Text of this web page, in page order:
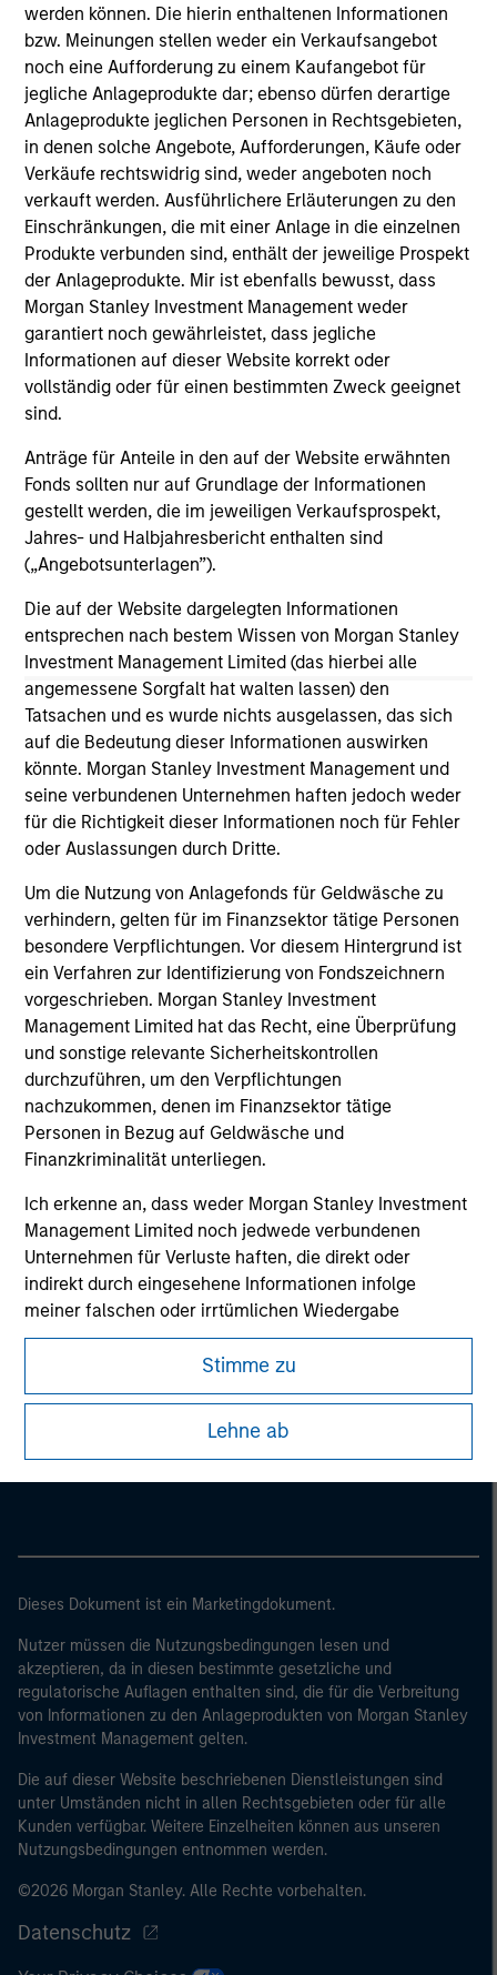
werden können. Die hierin enthaltenen Informationen
bzw. Meinungen stellen weder ein Verkaufsangebot
noch eine Aufforderung zu einem Kaufangebot für
jegliche Anlageprodukte dar; ebenso dürfen derartige
Anlageprodukte jeglichen Personen in Rechtsgebieten,
in denen solche Angebote, Aufforderungen, Käufe oder
Verkäufe rechtswidrig sind, weder angeboten noch
verkauft werden. Ausführlichere Erläuterungen zu den
Einschränkungen, die mit einer Anlage in die einzelnen
Produkte verbunden sind, enthält der jeweilige Prospekt
der Anlageprodukte. Mir ist ebenfalls bewusst, dass
Morgan Stanley Investment Management weder
garantiert noch gewährleistet, dass jegliche
Informationen auf dieser Website korrekt oder
vollständig oder für einen bestimmten Zweck geeignet
sind.
Anträge für Anteile in den auf der Website erwähnten
Fonds sollten nur auf Grundlage der Informationen
gestellt werden, die im jeweiligen Verkaufsprospekt,
Jahres- und Halbjahresbericht enthalten sind
(„Angebotsunterlagen”).
Die auf der Website dargelegten Informationen
entsprechen nach bestem Wissen von Morgan Stanley
Investment Management Limited (das hierbei alle
angemessene Sorgfalt hat walten lassen) den
Tatsachen und es wurde nichts ausgelassen, das sich
auf die Bedeutung dieser Informationen auswirken
könnte. Morgan Stanley Investment Management und
seine verbundenen Unternehmen haften jedoch weder
für die Richtigkeit dieser Informationen noch für Fehler
oder Auslassungen durch Dritte.
Um die Nutzung von Anlagefonds für Geldwäsche zu
verhindern, gelten für im Finanzsektor tätige Personen
besondere Verpflichtungen. Vor diesem Hintergrund ist
ein Verfahren zur Identifizierung von Fondszeichnern
vorgeschrieben. Morgan Stanley Investment
Management Limited hat das Recht, eine Überprüfung
und sonstige relevante Sicherheitskontrollen
durchzuführen, um den Verpflichtungen
nachzukommen, denen im Finanzsektor tätige
Personen in Bezug auf Geldwäsche und
Finanzkriminalität unterliegen.
Ich erkenne an, dass weder Morgan Stanley Investment
Management Limited noch jedwede verbundenen
Unternehmen für Verluste haften, die direkt oder
indirekt durch eingesehene Informationen infolge
meiner falschen oder irrtümlichen Wiedergabe
entstehen. Durch die Annahme dieser Vereinbarung
bestätige ich ebenfalls meinEinverständnis mit den
Nutzungsbedingungen, die ich gelesen und verstanden
habe. Sofern die vorstehende Vereinbarung korrekt ist,
klicken Sie bitte auf „Stimme zu“, um fortzufahren;
Stimme zu
Lehne ab
Team Insights
ARTICLE
Craig Brandon on CNBC The
Exchange
Craig Brandon, co-head of municipals at
Morgan Stanley Investment Management, joins
CNBC The Exchange to discuss views about
how the municipal bond market can potentially
weather volatility during times of uncertainty,
how a slowdown could impact the sector, and
26-MAR-2025
May not represent all Team Members.
The information on this page is for informational
purposes only. The information contained herein does
not constitute and should not be construed as an
offering of advisory services or an offer to sell or a
solicitation of an offer to buy any securities in any
jurisdiction in which such offer or solicitation,
purchase or sale would be unlawful under the
securities, insurance or other laws of such jurisdiction.
All investing involves risks, including a loss of principal.
Please refer to the strategy detail page for important
information on the strategy, including additional risk
considerations.
Morgan Stanley Careers
Dieses Dokument ist ein Marketingdokument.
Nutzer müssen die Nutzungsbedingungen lesen und
akzeptieren, da in diesen bestimmte gesetzliche und
regulatorische Auflagen enthalten sind, die für die Verbreitung
von Informationen zu den Anlageprodukten von Morgan Stanley
Investment Management gelten.
Die auf dieser Website beschriebenen Dienstleistungen sind
unter Umständen nicht in allen Rechtsgebieten oder für alle
Kunden verfügbar. Weitere Einzelheiten können aus unseren
Nutzungsbedingungen entnommen werden.
©2026 Morgan Stanley. Alle Rechte vorbehalten.
Datenschutz